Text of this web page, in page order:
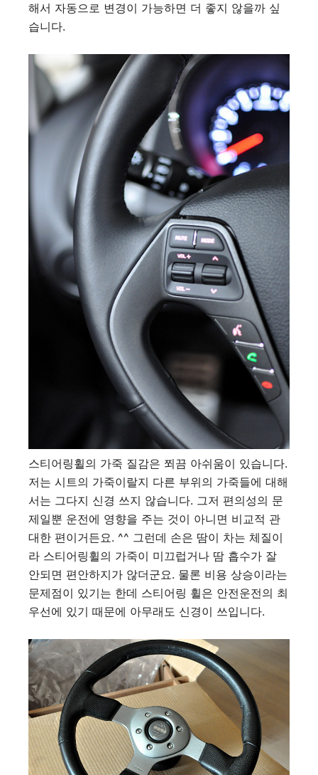
해서 자동으로 변경이 가능하면 더 좋지 않을까 싶
습니다.
스티어링휠의 가죽 질감은 쬐끔 아쉬움이 있습니다.
저는 시트의 가죽이랄지 다른 부위의 가죽들에 대해
서는 그다지 신경 쓰지 않습니다. 그저 편의성의 문
제일뿐 운전에 영향을 주는 것이 아니면 비교적 관
대한 편이거든요. ^^ 그런데 손은 땀이 차는 체질이
라 스티어링휠의 가죽이 미끄럽거나 땀 흡수가 잘
안되면 편안하지가 않더군요. 물론 비용 상승이라는
문제점이 있기는 한데 스티어링 휠은 안전운전의 최
우선에 있기 때문에 아무래도 신경이 쓰입니다.